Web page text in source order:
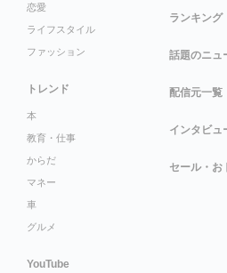
恋愛
ライフスタイル
ファッション
トレンド
本
教育・仕事
からだ
マネー
車
グルメ
YouTube
ランキング
話題のニュ
配信元一覧
インタビュ
セール・お